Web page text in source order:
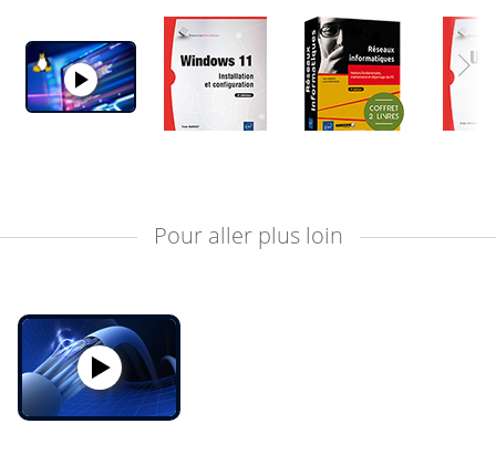
Pour aller plus loin